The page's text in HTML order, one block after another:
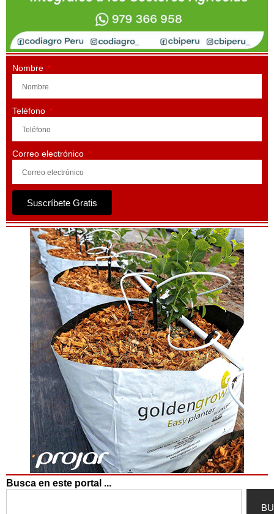
Nombre
Teléfono
Correo electrónico
Suscríbete Gratis
Busca en este portal ...